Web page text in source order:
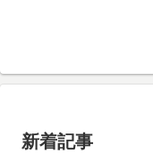
新着記事